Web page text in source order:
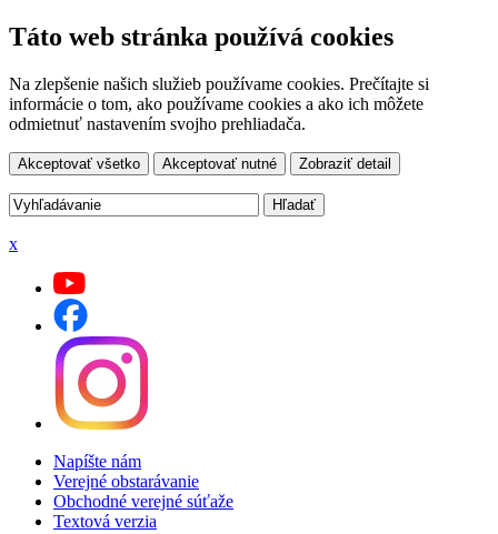
Táto web stránka používá cookies
Na zlepšenie našich služieb používame cookies. Prečítajte si
informácie o tom, ako používame cookies a ako ich môžete
odmietnuť nastavením svojho prehliadača.
Akceptovať všetko Akceptovať nutné Zobraziť detail
x
Napíšte nám
Verejné obstarávanie
Obchodné verejné súťaže
Textová verzia